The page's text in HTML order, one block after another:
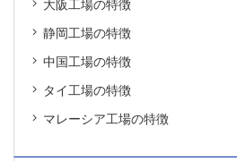
大阪工場の特徴
静岡工場の特徴
中国工場の特徴
タイ工場の特徴
マレーシア工場の特徴